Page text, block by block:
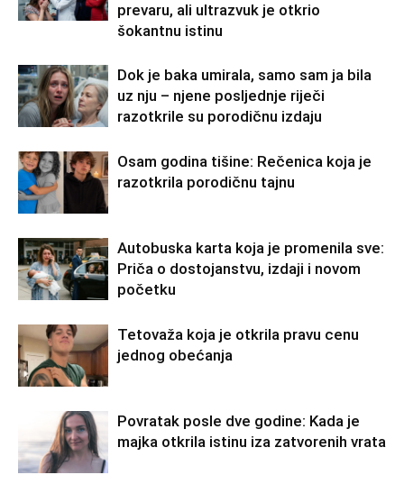
prevaru, ali ultrazvuk je otkrio
šokantnu istinu
Dok je baka umirala, samo sam ja bila
uz nju – njene posljednje riječi
razotkrile su porodičnu izdaju
Osam godina tišine: Rečenica koja je
razotkrila porodičnu tajnu
Autobuska karta koja je promenila sve:
Priča o dostojanstvu, izdaji i novom
početku
Tetovaža koja je otkrila pravu cenu
jednog obećanja
Povratak posle dve godine: Kada je
majka otkrila istinu iza zatvorenih vrata